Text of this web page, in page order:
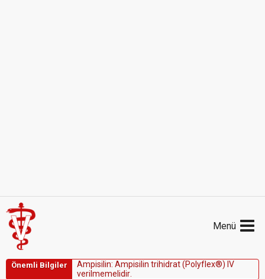
Menü
Önemli Bilgiler Ampisi in: Ampisi in trihidrat(Po yfex®) V
veri meme idir